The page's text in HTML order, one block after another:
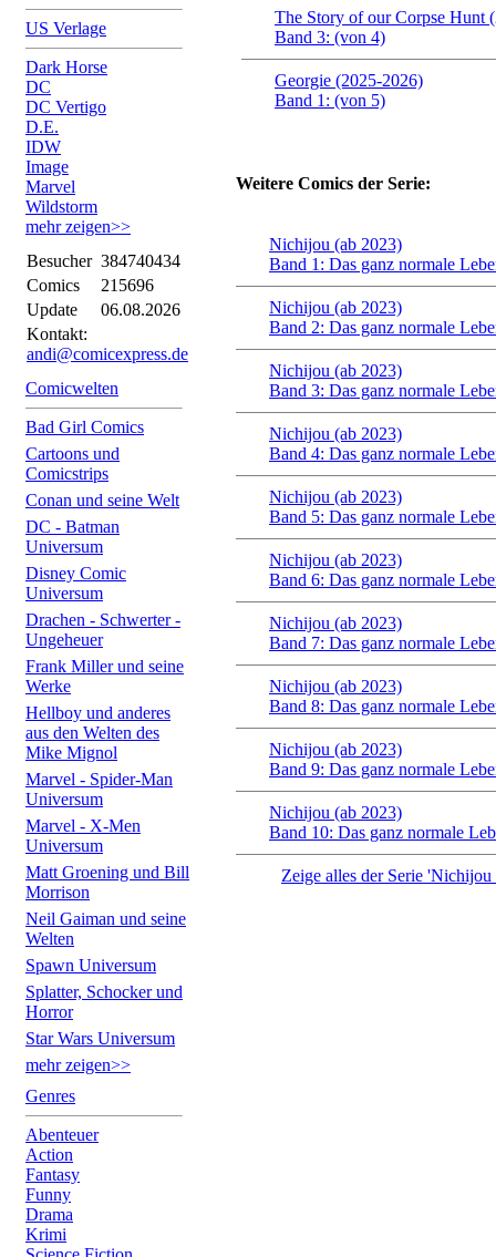
US Verlage
Dark Horse
DC
DC Vertigo
D.E.
IDW
Image
Marvel
Wildstorm
mehr zeigen>>
Besucher 384740434
Comics
215696
Update
06.08.2026
Kontakt:
andi@comicexpress.de
Comicwelten
Bad Girl Comics
Cartoons und
Comicstrips
Conan und seine Welt
DC - Batman
Universum
Disney Comic
Universum
Drachen - Schwerter -
Ungeheuer
Frank Miller und seine
Werke
Hellboy und anderes
aus den Welten des
Mike Mignol
Marvel - Spider-Man
Universum
Marvel - X-Men
Universum
Matt Groening und Bill
Morrison
Neil Gaiman und seine
Welten
Spawn Universum
Splatter, Schocker und
Horror
Star Wars Universum
mehr zeigen>>
Genres
Abenteuer
Action
Fantasy
Funny
Drama
Krimi
The Story of our Corpse Hunt
Band 3: (von 4)
Georgie (2025-2026)
Band 1: (von 5)
Weitere Comics der Serie:
Nichijou (ab 2023)
Band 1: Das ganz normale
Nichijou (ab 2023)
Band 2: Das ganz normale
Nichijou (ab 2023)
Band 3: Das ganz normale
Nichijou (ab 2023)
Band 4: Das ganz normale
Nichijou (ab 2023)
Band 5: Das ganz normale
Nichijou (ab 2023)
Band 6: Das ganz normale
Nichijou (ab 2023)
Band 7: Das ganz normale
Nichijou (ab 2023)
Band 8: Das ganz normale
Nichijou (ab 2023)
Band 9: Das ganz normale
Nichijou (ab 2023)
Band 10: Das ganz normale
Zeige alles der Serie